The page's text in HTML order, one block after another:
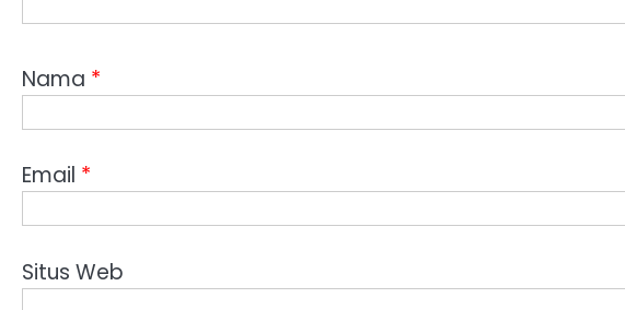
Nama *
Email *
Situs Web